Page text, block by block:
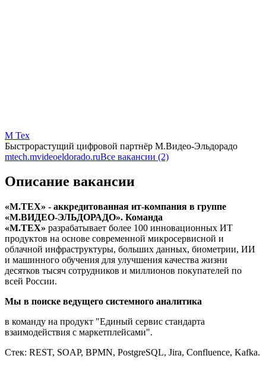
М Тех
Быстрорастущий цифровой партнёр М.Видео-Эльдорадо
mtech.mvideoeldorado.ruВсе вакансии (2)
Описание вакансии
«М.ТЕХ» - аккредитованная ит-компания в группе
«М.ВИДЕО-ЭЛЬДОРАДО». Команда
«М.ТЕХ» разрабатывает более 100 инновационных ИТ
продуктов на основе современной микросервисной и
облачной инфраструктуры, больших данных, биометрии, ИИ
и машинного обучения для улучшения качества жизни
десятков тысяч сотрудников и миллионов покупателей по
всей России.
Мы в поиске ведущего системного аналитика
в команду на продукт "Единый сервис стандарта
взаимодействия с маркетплейсами".
Стек: REST, SOAP, BPMN, PostgreSQL, Jira, Сonfluence, Kafka.